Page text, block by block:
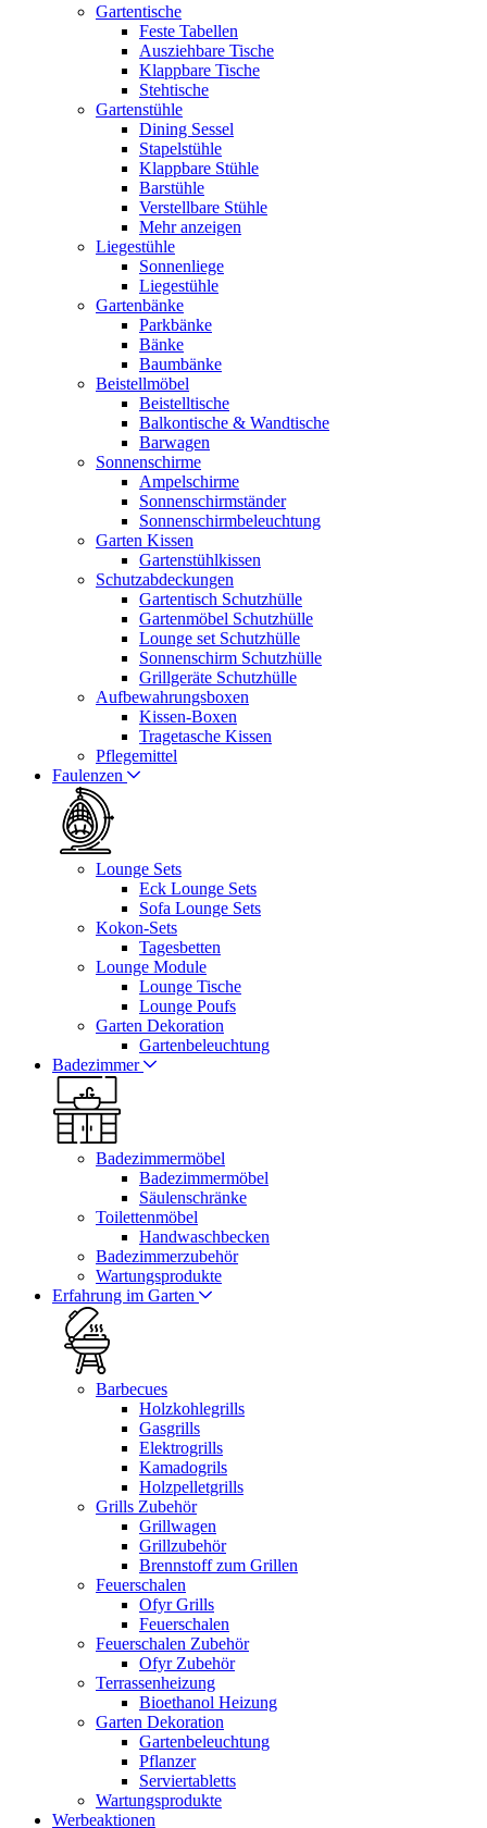
Gartentische
Feste Tabellen
Ausziehbare Tische
Klappbare Tische
Stehtische
Gartenstühle
Dining Sessel
Stapelstühle
Klappbare Stühle
Barstühle
Verstellbare Stühle
Mehr anzeigen
Liegestühle
Sonnenliege
Liegestühle
Gartenbänke
Parkbänke
Bänke
Baumbänke
Beistellmöbel
Beistelltische
Balkontische & Wandtische
Barwagen
Sonnenschirme
Ampelschirme
Sonnenschirmständer
Sonnenschirmbeleuchtung
Garten Kissen
Gartenstühlkissen
Schutzabdeckungen
Gartentisch Schutzhülle
Gartenmöbel Schutzhülle
Lounge set Schutzhülle
Sonnenschirm Schutzhülle
Grillgeräte Schutzhülle
Aufbewahrungsboxen
Kissen-Boxen
Tragetasche Kissen
Pflegemittel
Faulenzen
Lounge Sets
Eck Lounge Sets
Sofa Lounge Sets
Kokon-Sets
Tagesbetten
Lounge Module
Lounge Tische
Lounge Poufs
Garten Dekoration
Gartenbeleuchtung
Badezimmer
Badezimmermöbel
Badezimmermöbel
Säulenschränke
Toilettenmöbel
Handwaschbecken
Badezimmerzubehör
Wartungsprodukte
Erfahrung im Garten
Barbecues
Holzkohlegrills
Gasgrills
Elektrogrills
Kamadogrils
Holzpelletgrills
Grills Zubehör
Grillwagen
Grillzubehör
Brennstoff zum Grillen
Feuerschalen
Ofyr Grills
Feuerschalen
Feuerschalen Zubehör
Ofyr Zubehör
Terrassenheizung
Bioethanol Heizung
Garten Dekoration
Gartenbeleuchtung
Pflanzer
Serviertabletts
Wartungsprodukte
Werbeaktionen